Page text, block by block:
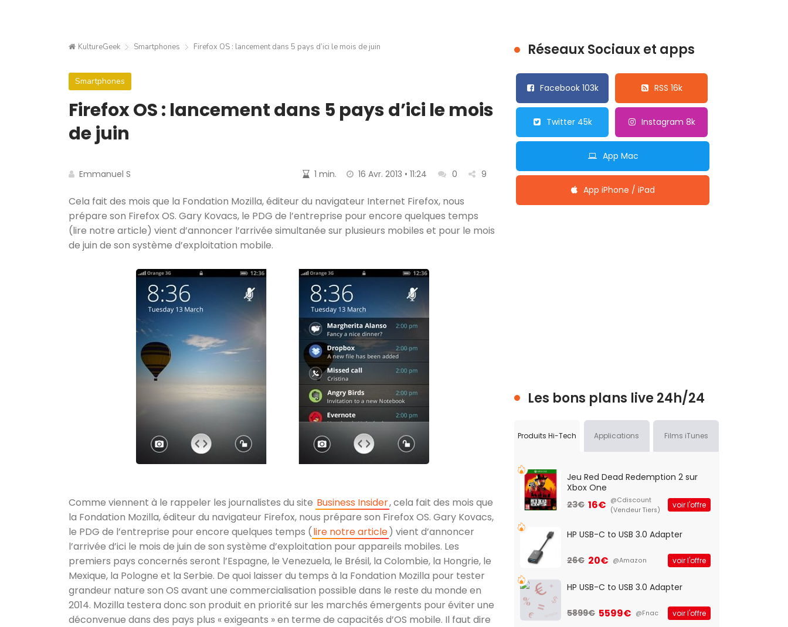
KultureGeek Smartphones Firefox OS : lancement dans 5 pays d’ici le mois de juin
Smartphones
Firefox OS : lancement dans 5 pays d’ici le mois
de juin
Emmanuel S 1 min. 16 Avr. 2013 • 11:24 0 9
Cela fait des mois que la Fondation Mozilla, éditeur du navigateur Internet Firefox, nous
prépare son Firefox OS. Gary Kovacs, le PDG de l’entreprise pour encore quelques temps
(lire notre article) vient d’annoncer l’arrivée simultanée sur plusieurs mobiles et pour le mois
de juin de son système d’exploitation mobile.
Comme viennent à le rappeler les journalistes du site Business Insider, cela fait des mois que
la Fondation Mozilla, éditeur du navigateur Firefox, nous prépare son Firefox OS. Gary Kovacs,
le PDG de l’entreprise pour encore quelques temps (lire notre article) vient d’annoncer
l’arrivée d’ici le mois de juin de son système d’exploitation pour appareils mobiles. Les
premiers pays concernés seront l’Espagne, le Venezuela, le Brésil, la Colombie, la Hongrie, le
Mexique, la Pologne et la Serbie. De quoi laisser du temps à la Fondation Mozilla pour tester
grandeur nature son OS avant une commercialisation possible dans le reste du monde en
2014. Mozilla testera donc son produit en priorité sur les marchés émergents pour éviter une
déconvenue dans des pays plus « exigeants » en terme de capacités d’OS mobile. Il faut dire
Réseaux Sociaux et apps
Facebook 103k RSS 16k
Twitter 45k Instagram 8k
App Mac
App iPhone / iPad
Les bons plans live 24h/24
Produits Hi-Tech Applications Films iTunes
Jeu Red Dead Redemption 2 sur
Xbox One
23€ 16€ @Cdiscount
(Vendeur Tiers)
voir l'offre
HP USB-C to USB 3.0 Adapter
26€ 20€ @Amazon voir l'offre
HP USB-C to USB 3.0 Adapter
5899€ 5599€ @Fnac voir l'offre